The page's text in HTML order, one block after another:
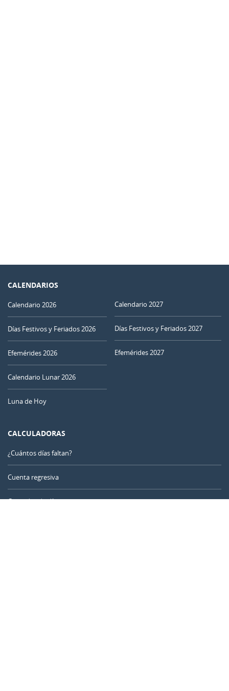
CALENDARIOS
Calendario 2026
Días Festivos y Feriados 2026
Efemérides 2026
Calendario Lunar 2026
Luna de Hoy
Calendario 2027
Días Festivos y Feriados 2027
Efemérides 2027
CALCULADORAS
¿Cuántos días faltan?
Cuenta regresiva
Contador de días